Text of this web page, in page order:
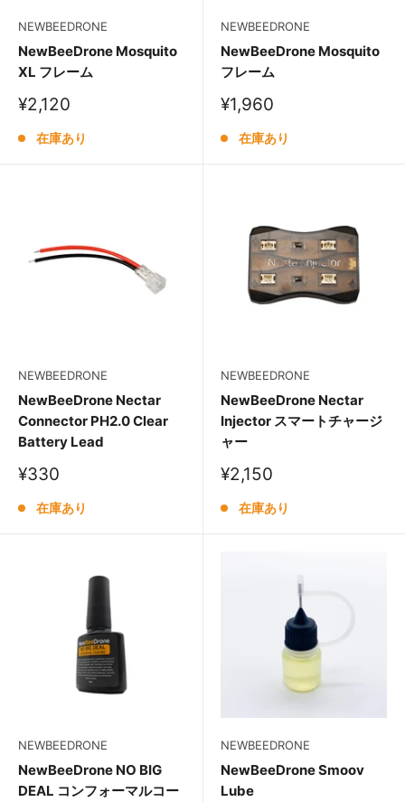
NEWBEEDRONE
NewBeeDrone Mosquito
XL フレーム
販
価
¥2,120
在庫あり
NEWBEEDRONE
NewBeeDrone Mosquito
フレーム
販
価
¥1,960
在庫あり
NEWBEEDRONE
NewBeeDrone Nectar
Connector PH2.0 Clear
Battery Lead
販
価
¥330
在庫あり
NEWBEEDRONE
NewBeeDrone Nectar
Injector スマートチャージ
ャー
販
価
¥2,150
在庫あり
NEWBEEDRONE
NewBeeDrone NO BIG
DEAL コンフォーマルコー
NEWBEEDRONE
NewBeeDrone Smoov
Lube